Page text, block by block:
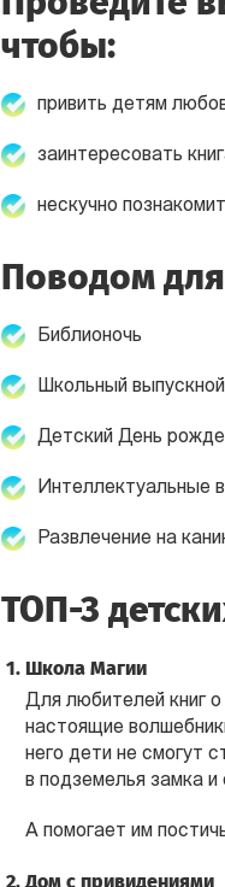
чтобы:
привить детям
заинтересовать
нескучно
Поводом для
Библионочь
Школьный выпускной
Детский День
Интеллектуальные
Развлечение на
ТОП-3
Школа Магии
Для любителей книг
настоящие
него дети не смогут
в подземелья замка
А помогает им
Дом с привидениями